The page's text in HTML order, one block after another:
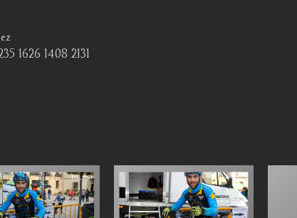
1626 1408 2131